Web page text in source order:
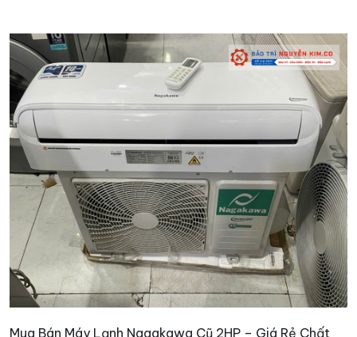
Mua Bán Máy Lạnh Nagakawa Cũ 2HP – Giá Rẻ Chất